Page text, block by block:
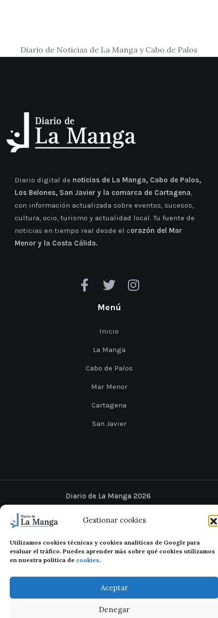
Gestionar cookies
Utilizamos cookies técnicas y cookies analíticas de Google para
evaluar el tráfico. Puedes aprender más sobre qué cookies utilizamos
en nuestra política de cookies.
Aceptar
Denegar
Diario de Noticias de La Manga y Cabo de Palos
Diario digital de noticias de La Manga, Cabo de Palos,
Los Belones, San Javier y la comarca de Cartagena,
con información actualizada sobre eventos, sucesos,
cultura, ocio, turismo y actualidad local. Tu fuente de
noticias en tiempo real desde el corazón del Mar
Menor y la Costa Cálida.
Menú
Inicio
La Manga
Cabo de Palos
Mar Menor
Cartagena
San Javier
Diario de La Manga 2026
LegalPrivacidad Cookies